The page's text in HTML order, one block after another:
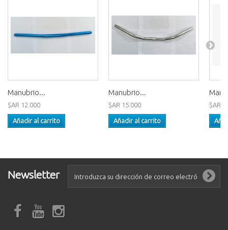
Manubrio...
$AR 12.000
Añadir al carrito
Manubrio...
$AR 15.000
Añadir al carrito
$AR
Newsletter